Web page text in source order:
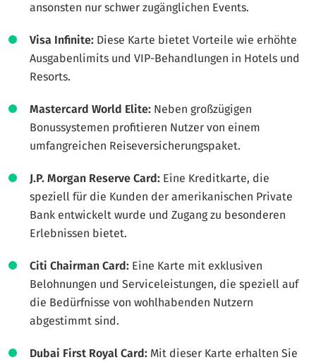
ansonsten nur schwer zugänglichen Events.
Visa Infinite: Diese Karte bietet Vorteile wie erhöhte
Ausgabenlimits und VIP-Behandlungen in Hotels und
Resorts.
Mastercard World Elite: Neben großzügigen
Bonussystemen profitieren Nutzer von einem
umfangreichen Reiseversicherungspaket.
J.P. Morgan Reserve Card: Eine Kreditkarte, die
speziell für die Kunden der amerikanischen Private
Bank entwickelt wurde und Zugang zu besonderen
Erlebnissen bietet.
Citi Chairman Card: Eine Karte mit exklusiven
Belohnungen und Serviceleistungen, die speziell auf
die Bedürfnisse von wohlhabenden Nutzern
abgestimmt sind.
Dubai First Royal Card: Mit dieser Karte erhalten Sie